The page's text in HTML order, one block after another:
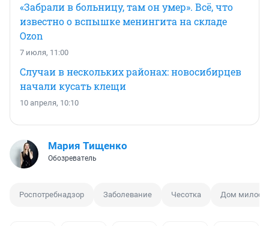
«Забрали в больницу, там он умер». Всё, что
известно о вспышке менингита на складе
Ozon
7 июля, 11:00
Случаи в нескольких районах: новосибирцев
начали кусать клещи
10 апреля, 10:10
Мария Тищенко
Обозреватель
Роспотребнадзор Заболевание Чесотка Дом